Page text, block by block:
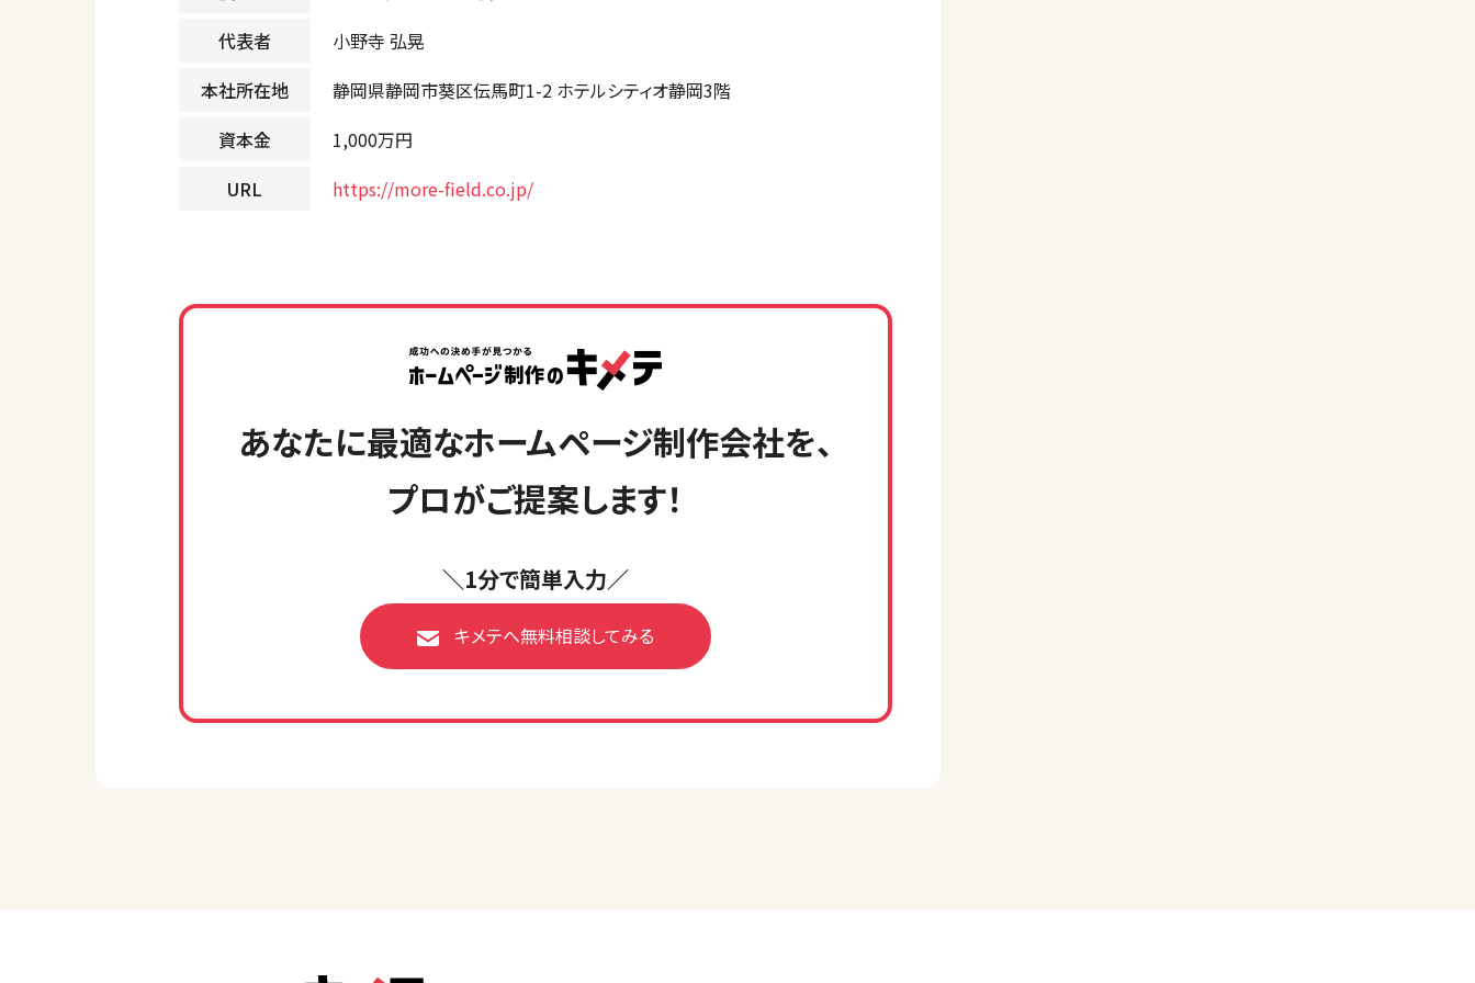
代表者
小野寺 弘晃
本社所在地
静岡県静岡市葵区伝馬町1-2 ホテルシティオ静岡3階
資本金
1,000万円
URL
https://more-field.co.jp/
あなたに最適なホームページ制作会社を、
プロがご提案します！
＼1分で簡単入力／
キメテへ無料相談してみる